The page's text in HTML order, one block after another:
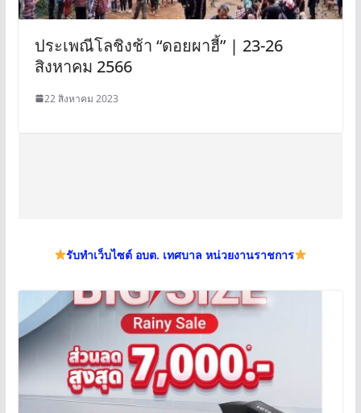
ประเพณีโลชิงช้า “ดอยผาฮี้” | 23-26
สิงหาคม 2566
22 สิงหาคม 2023
รับทำเว็บไซต์ อบต. เทศบาล หน่วยงานราชการ